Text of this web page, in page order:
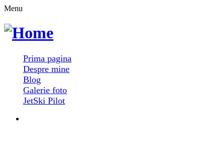
Menu
Prima pagina
Despre mine
Blog
Galerie foto
JetSki Pilot